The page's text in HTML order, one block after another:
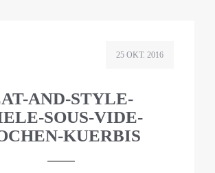
25 OKT. 2016
AND-STYLE-
SOUS-VIDE-
KUERBIS